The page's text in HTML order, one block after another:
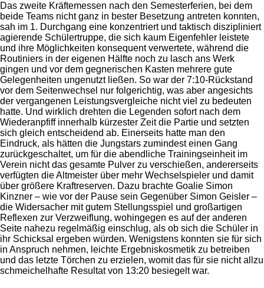
Das zweite Kräftemessen nach den Semesterferien, bei dem
beide Teams nicht ganz in bester Besetzung antreten konnten,
sah im 1. Durchgang eine konzentriert und taktisch diszipliniert
agierende Schülertruppe, die sich kaum Eigenfehler leistete
und ihre Möglichkeiten konsequent verwertete, während die
Routiniers in der eigenen Hälfte noch zu lasch ans Werk
gingen und vor dem gegnerischen Kasten mehrere gute
Gelegenheiten ungenutzt ließen. So war der 7:10-Rückstand
vor dem Seitenwechsel nur folgerichtig, was aber angesichts
der vergangenen Leistungsvergleiche nicht viel zu bedeuten
hatte. Und wirklich drehten die Legenden sofort nach dem
Wiederanpfiff innerhalb kürzester Zeit die Partie und setzten
sich gleich entscheidend ab. Einerseits hatte man den
Eindruck, als hätten die Jungstars zumindest einen Gang
zurückgeschaltet, um für die abendliche Trainingseinheit im
Verein nicht das gesamte Pulver zu verschießen, andererseits
verfügten die Altmeister über mehr Wechselspieler und damit
über größere Kraftreserven. Dazu brachte Goalie Simon
Kinzner – wie vor der Pause sein Gegenüber Simon Geisler –
die Widersacher mit gutem Stellungsspiel und großartigen
Reflexen zur Verzweiflung, wohingegen es auf der anderen
Seite nahezu regelmäßig einschlug, als ob sich die Schüler in
ihr Schicksal ergeben würden. Wenigstens konnten sie für sich
in Anspruch nehmen, leichte Ergebniskosmetik zu betreiben
und das letzte Törchen zu erzielen, womit das für sie nicht allzu
schmeichelhafte Resultat von 13:20 besiegelt war.